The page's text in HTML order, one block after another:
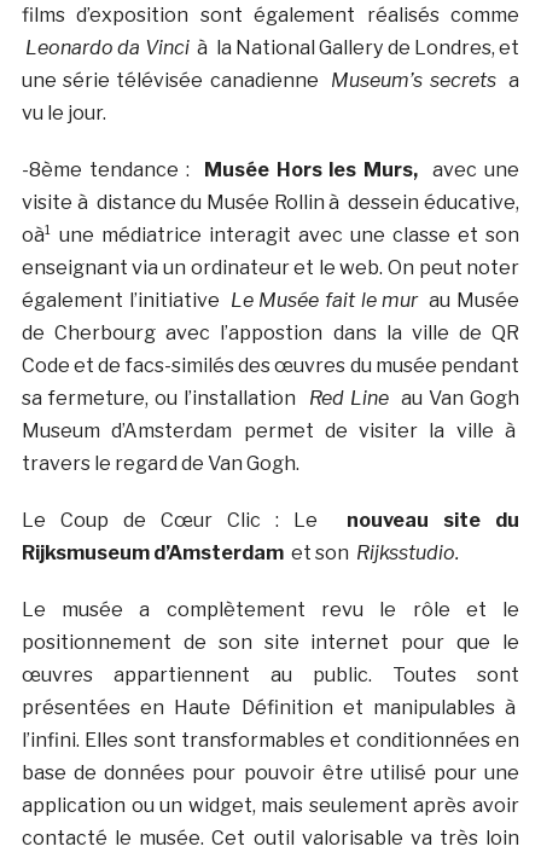
films d’exposition sont également réalisés comme
Leonardo da Vincià la National Gallery de Londres, et
une série télévisée canadienne Museum’s secretsa
vu le jour.
-8ème tendance : Musée Hors les Murs,avec une
visite à distance du Musée Rollin à dessein éducative,
oà¹ une médiatrice interagit avec une classe et son
enseignant via un ordinateur et le web. On peut noter
également l’initiative Le Musée fait le murau Musée
de Cherbourg avec l’appostion dans la ville de QR
Code et de facs-similés des œuvres du musée pendant
sa fermeture, ou l’installation Red Line au Van Gogh
Museum d’Amsterdam permet de visiter la ville à
travers le regard de Van Gogh.
Le Coup de Cœur Clic : Le nouveau site du
Rijksmuseum d’Amsterdam et son Rijksstudio.
Le musée a complètement revu le rôle et le
positionnement de son site internet pour que le
œuvres appartiennent au public. Toutes sont
présentées en Haute Définition et manipulables à
l’infini. Elles sont transformables et conditionnées en
base de données pour pouvoir être utilisé pour une
application ou un widget, mais seulement après avoir
contacté le musée. Cet outil valorisable va très loin